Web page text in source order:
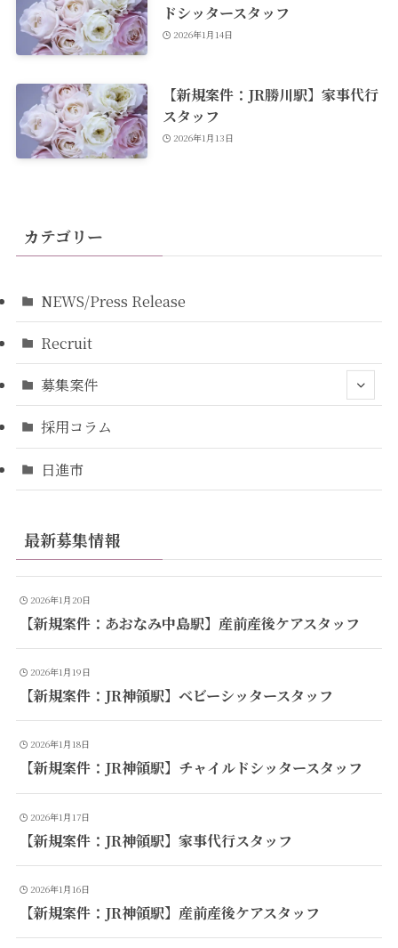
ドシッタースタッフ
2026年1月14日
【新規案件：JR勝川駅】家事代行
スタッフ
2026年1月13日
カテゴリー
NEWS/Press Release
Recruit
募集案件
採用コラム
日進市
最新募集情報
2026年1月20日
【新規案件：あおなみ中島駅】産前産後ケアスタッフ
2026年1月19日
【新規案件：JR神領駅】ベビーシッタースタッフ
2026年1月18日
【新規案件：JR神領駅】チャイルドシッタースタッフ
2026年1月17日
【新規案件：JR神領駅】家事代行スタッフ
2026年1月16日
【新規案件：JR神領駅】産前産後ケアスタッフ